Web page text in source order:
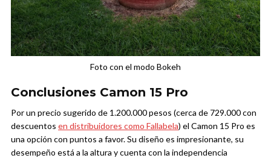
Foto con el modo Bokeh
Conclusiones Camon 15 Pro
Por un precio sugerido de 1.200.000 pesos (cerca de 729.000 con
descuentos en distribuidores como Fallabela) el Camon 15 Pro es
una opción con puntos a favor. Su diseño es impresionante, su
desempeño está a la altura y cuenta con la independencia